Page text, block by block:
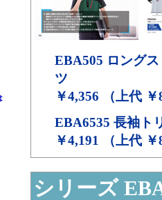
EBA505 ロング
ツ
￥4,356 （上代 ￥
EBA6535 長袖ト
￥4,191 （上代 ￥
シリーズ